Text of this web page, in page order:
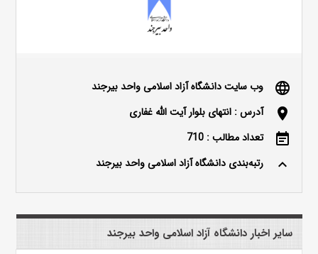
language وب سایت دانشگاه آزاد اسلامی واحد بیرجند
location_on آدرس : انتهای بلوار آیت الله غفاری
event_note تعداد مطالب : 710
keyboard_arrow_up رتبه‌بندی دانشگاه آزاد اسلامی واحد بیرجند
سایر اخبار دانشگاه آزاد اسلامی واحد بیرجند